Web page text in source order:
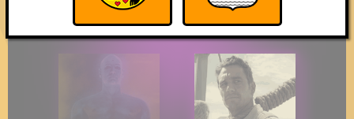
Eindeutiger Sieg Duelist Bin ich schon drin?